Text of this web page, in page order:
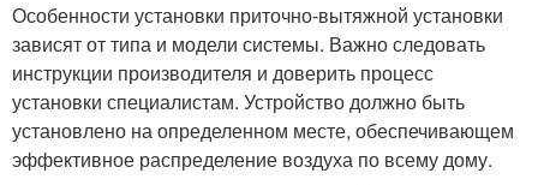
Особенности установки приточно-вытяжной установки
зависят от типа и модели системы. Важно следовать
инструкции производителя и доверить процесс
установки специалистам. Устройство должно быть
установлено на определенном месте, обеспечивающем
эффективное распределение воздуха по всему дому.